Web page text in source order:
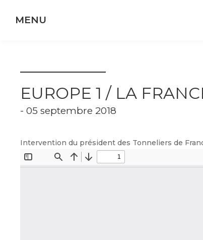
EUROPE 1 / LA
- 05 septembre 2018
Intervention du président des Tonneliers de